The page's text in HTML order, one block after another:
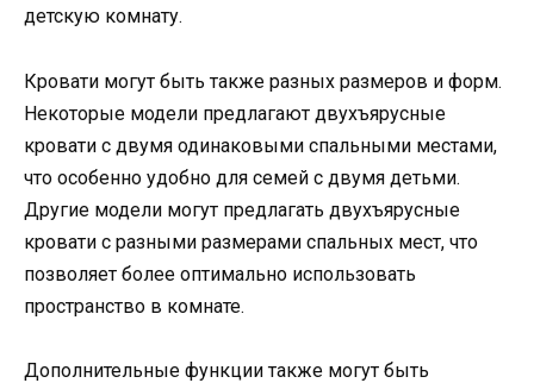
детскую комнату.
Кровати могут быть также разных размеров и форм.
Некоторые модели предлагают двухъярусные
кровати с двумя одинаковыми спальными местами,
что особенно удобно для семей с двумя детьми.
Другие модели могут предлагать двухъярусные
кровати с разными размерами спальных мест, что
позволяет более оптимально использовать
пространство в комнате.
Дополнительные функции также могут быть